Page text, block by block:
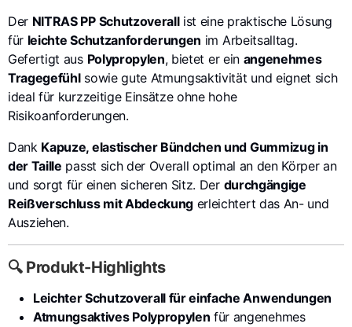
Der NITRAS PP Schutzoverallist eine praktische Lösung
für leichte Schutzanforderungen im Arbeitsalltag.
Gefertigt aus Polypropylen, bietet er ein angenehmes
Tragegefühlsowie gute Atmungsaktivität und eignet sich
ideal für kurzzeitige Einsätze ohne hohe
Risikoanforderungen.
Dank Kapuze, elastischer Bündchen und Gummizug in
der Taille passt sich der Overall optimal an den Körper an
und sorgt für einen sicheren Sitz. Der durchgängige
Reißverschluss mit Abdeckung erleichtert das An- und
Ausziehen.
🔍 Produkt-Highlights
Leichter Schutzoverall für einfache Anwendungen
Atmungsaktives Polypropylen für angenehmes